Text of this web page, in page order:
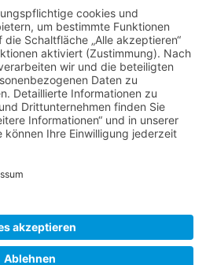
Cookie-Einstellungen